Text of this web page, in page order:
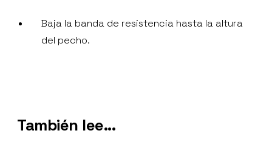
Baja la banda de resistencia hasta la altura
del pecho.
También lee...